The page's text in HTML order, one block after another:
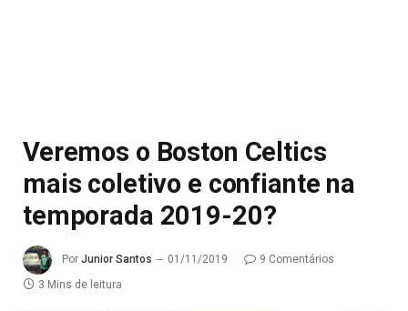
Veremos o Boston Celtics
mais coletivo e confiante na
temporada 2019-20?
Por Junior Santos 01/11/2019
9 Comentários
3 Mins de leitura